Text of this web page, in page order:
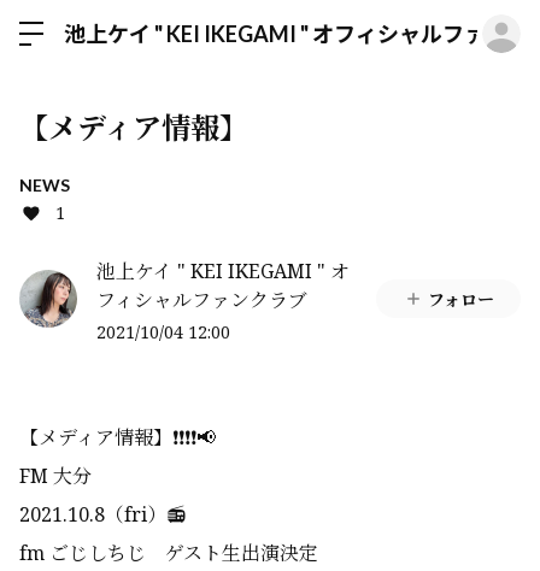
池上ケイ " KEI IKEGAMI " オフィシャルファンク
【メディア情報】
NEWS
1
池上ケイ " KEI IKEGAMI " オ
フィシャルファンクラブ
2021/10/04 12:00
フォロー
【メディア情報】❗️❗️❗️❗️📢
FM 大分
2021.10.8（fri）📻
fm ごじしちじ ゲスト生出演決定